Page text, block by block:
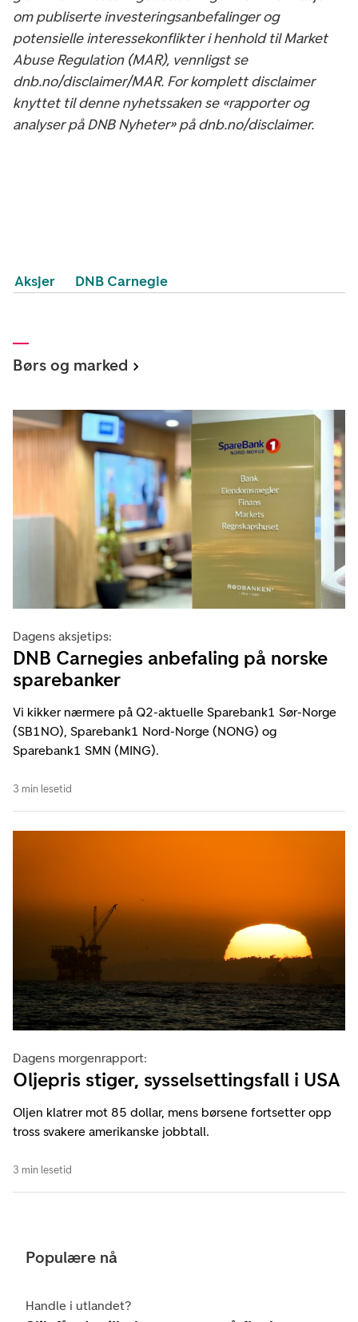
om publiserte investeringsanbefalinger og
potensielle interessekonflikter i henhold til Market
Abuse Regulation (MAR), vennligst se
dnb.no/disclaimer/MAR. For komplett disclaimer
knyttet til denne nyhetssaken se «rapporter og
analyser på DNB Nyheter» på dnb.no/disclaimer.
Aksjer DNB Carnegie
Børs og marked
Dagens aksjetips:
DNB Carnegies anbefaling på norske
sparebanker
Vi kikker nærmere på Q2-aktuelle Sparebank1 Sør-Norge
(SB1NO), Sparebank1 Nord-Norge (NONG) og
Sparebank1 SMN (MING).
3 min lesetid
Dagens morgenrapport:
Oljepris stiger, sysselsettingsfall i USA
Oljen klatrer mot 85 dollar, mens børsene fortsetter opp
tross svakere amerikanske jobbtall.
3 min lesetid
Populære nå
Handle i utlandet?